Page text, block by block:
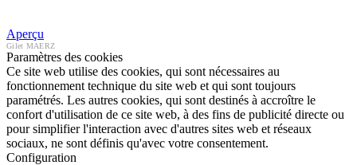
Aperçu
Gilet MAERZ
Paramètres des cookies
Ce site web utilise des cookies, qui sont nécessaires au
fonctionnement technique du site web et qui sont toujours
paramétrés. Les autres cookies, qui sont destinés à accroître le
confort d'utilisation de ce site web, à des fins de publicité directe ou
pour simplifier l'interaction avec d'autres sites web et réseaux
sociaux, ne sont définis qu'avec votre consentement.
Configuration